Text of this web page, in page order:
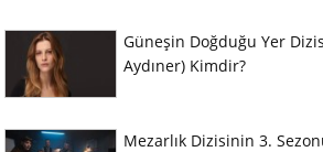
Güneşin Doğduğu Yer
Aydıner) Kimdir?
Mezarlık Dizisinin 3.